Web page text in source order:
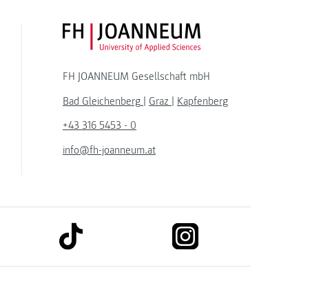
FH JOANNEUM Logo
FH JOANNEUM Gesellschaft mbH
Bad Gleichenberg | Graz | Kapfenberg
+43 316 5453 - 0
info@fh-joanneum.at
link to tiktok